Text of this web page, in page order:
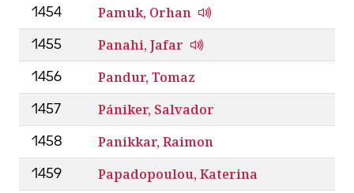
1454 Pamuk, Orhan
1455 Panahi, Jafar
1456 Pandur, Tomaz
1457 Pániker, Salvador
1458 Panikkar, Raimon
1459 Papadopoulou, Katerina